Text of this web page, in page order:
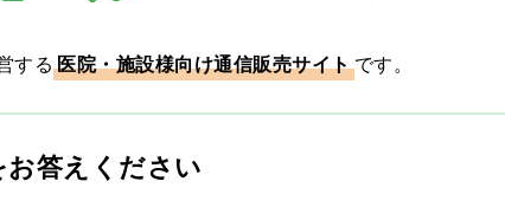
する医院・施設様向け通信販売サイトです。
答えください